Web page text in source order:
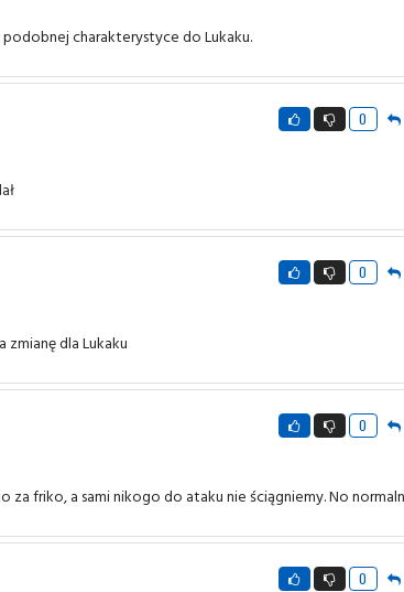
charakterystyce do Lukaku.
0
0
zmianę dla Lukaku
0
friko, a sami nikogo do ataku nie ściągniemy. No
0